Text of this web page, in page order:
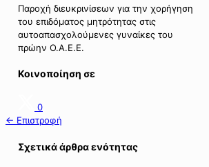
Παροχή διευκρινίσεων για την χορήγηση
του επιδόματος μητρότητας στις
αυτοαπασχολούμενες γυναίκες του
πρώην Ο.Α.Ε.Ε.
Κοινοποίηση σε
0
← Επιστροφή
Σχετικά άρθρα ενότητας